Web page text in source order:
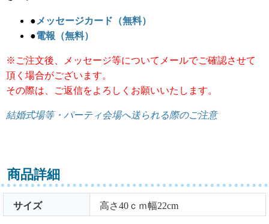
● メッセージカード（無料）
●電報（無料）
※ご注文後、メッセージ等についてメールでご確認させて
頂く場合がございます。
その際は、ご返信をよろしくお願いいたします。
結婚式場等・パーティ会場へ送られる際のご注意
商品詳細
サイズ 高さ40ｃｍ幅22cm